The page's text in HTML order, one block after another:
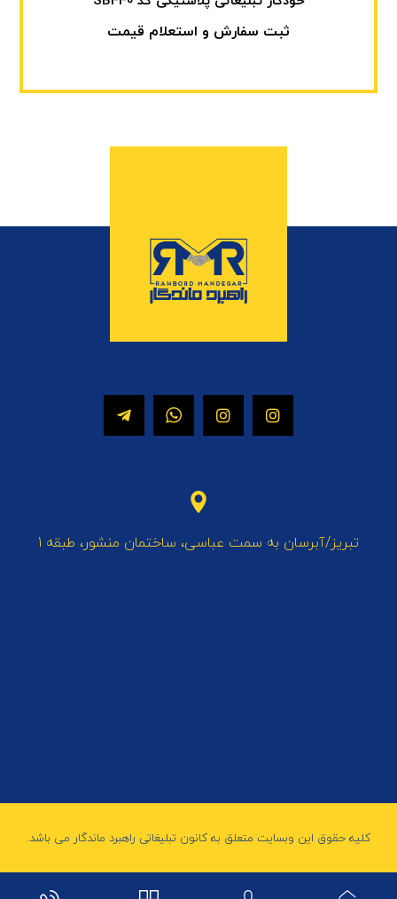
ثبت سفارش و استعلام قیمت
تبریز/آبرسان به سمت عباسی، ساختمان منشور، طبقه 1
کلیه حقوق این وبسایت متعلق به کانون تبلیغاتی راهبرد ماندگار می باشد.